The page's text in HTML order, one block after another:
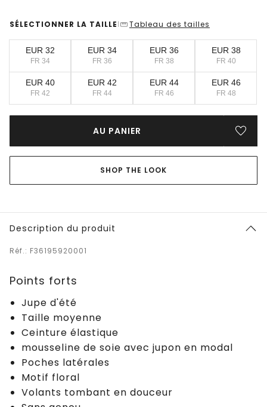
SÉLECTIONNER LA TAILLE | Tableau des tailles
EUR 32
FR 34
EUR 34
FR 36
EUR 36
FR 38
EUR 38
FR 40
EUR 40
FR 42
EUR 42
FR 44
EUR 44
FR 46
EUR 46
FR 48
AU PANIER
SHOP THE LOOK
Description du produit
Réf.: F36195920001
Points forts
Jupe d'été
Taille moyenne
Ceinture élastique
mousseline de soie avec jupon en modal
Poches latérales
Motif floral
Volants tombant en douceur